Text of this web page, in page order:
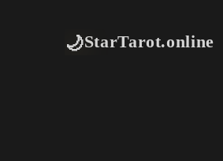
🌙StarTarot.online